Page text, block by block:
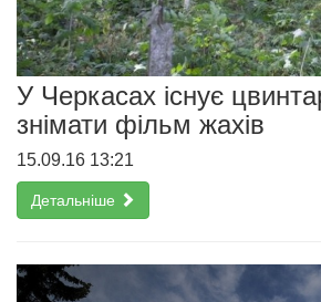
У Черкасах існує
знімати фільм жахів
15.09.16 13:21
Детальніше